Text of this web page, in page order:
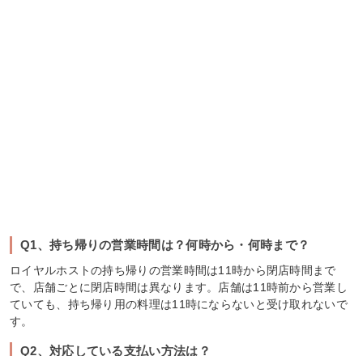
Q1、持ち帰りの営業時間は？何時から・何時まで？
ロイヤルホストの持ち帰りの営業時間は11時から閉店時間まで
で、店舗ごとに閉店時間は異なります。店舗は11時前から営業し
ていても、持ち帰り用の料理は11時にならないと受け取れないで
す。
Q2、対応している支払い方法は？